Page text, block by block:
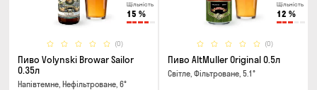
Щільність
15 %
(0)
Пиво Volynski Browar Sailor
0.35л
Напівтемне, Нефільтроване, 6°
Щільність
12 %
(0)
Пиво AltMuller Original 0.5л
Світле, Фільтроване, 5.1°